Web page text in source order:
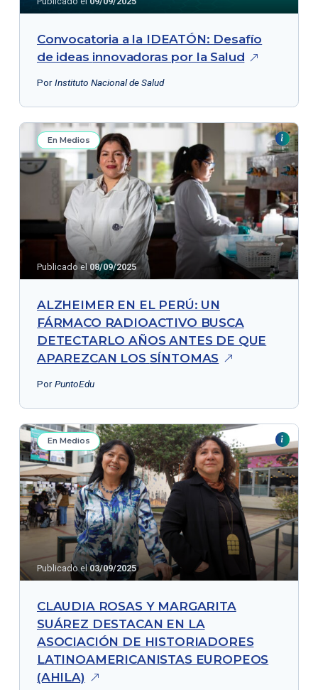
Convocatoria a la IDEATÓN: Desafío
de ideas innovadoras por la Salud
PorInstituto Nacional de Salud
En Medios
Publicado el08/09/2025
ALZHEIMER EN EL PERÚ: UN
FÁRMACO RADIOACTIVO BUSCA
DETECTARLO AÑOS ANTES DE QUE
APAREZCAN LOS SÍNTOMAS
PorPuntoEdu
En Medios
Publicado el 03/09/2025
CLAUDIA ROSAS Y MARGARITA
SUÁREZ DESTACAN EN LA
ASOCIACIÓN DE HISTORIADORES
LATINOAMERICANISTAS EUROPEOS
(AHILA)